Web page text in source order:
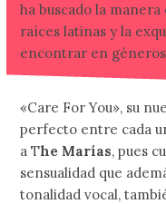
ha buscado la
raíces latinas y la
encontrar en
«Care For You», su
perfecto entre cada
a The Marías, pues
sensualidad que
tonalidad vocal,